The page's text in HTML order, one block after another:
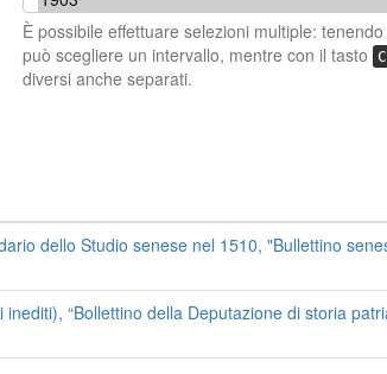
È possibile effettuare selezioni multiple:
può scegliere un intervallo, mentre con il tasto
diversi anche separati.
dello Studio senese nel 1510, "Bullettino
“Bollettino della Deputazione di storia